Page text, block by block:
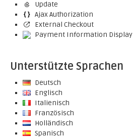
Update
Ajax Authorization
External Checkout
Payment Information Display
Unterstützte Sprachen
Deutsch
Englisch
Italienisch
Französisch
Holländisch
Spanisch